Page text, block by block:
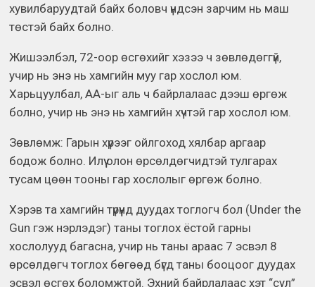
хувилбаруудтай байх боловч үндсэн зарчим нь маш
төстэй байх болно.
Жишээлбэл, 72-оор өсгөхийг хэзээ ч зөвлөдөггүй,
учир нь энэ нь хамгийн муу гар хослол юм.
Харьцуулбал, АА-ыг аль ч байрлалаас дээш өргөж
болно, учир нь энэ нь хамгийн хүчтэй гар хослол юм.
Зөвлөмж: Гарын хүрээг ойлгоход хялбар аргаар
бодож болно. Илүү олон өрсөлдөгчидтэй тулгарах
тусам цөөн тооны гар хослолыг өргөж болно.
Хэрэв та хамгийн түрүүнд дуудах тоглогч бол (Under the
Gun гэж нэрлэдэг) таны тоглох ёстой гарны
хослолууд багасна, учир нь таны араас 7 эсвэл 8
өрсөлдөгч тоглох бөгөөд бүгд таны бооцоог дуудах
эсвэл өсгөх боломжтой. Эхний байрлалаас хэт “сул”